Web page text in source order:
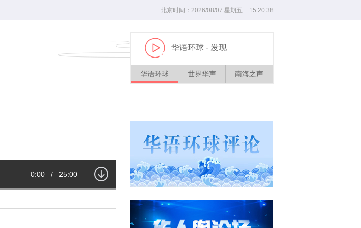
北京时间： 2026/08/07 星期五 15:20:38
播
放
华语环球 - 发现
华语环球 世界华声 南海之声
Current
0:00 / Duration
25:00